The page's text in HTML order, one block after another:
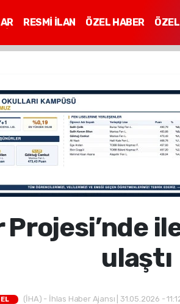
RESMİ İLAN ÖZEL HABER
ulaştı
(İHA) - İhlas Haber Ajansı | 31.05.2026 -